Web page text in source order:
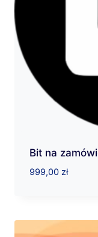
Bit na
999,00 zł